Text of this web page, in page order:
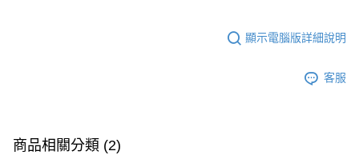
顯示電腦版詳細說明
客服
商品相關分類 (2)